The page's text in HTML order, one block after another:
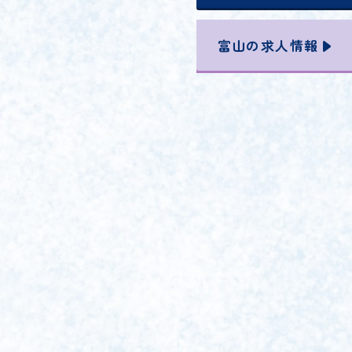
富山の求人情報